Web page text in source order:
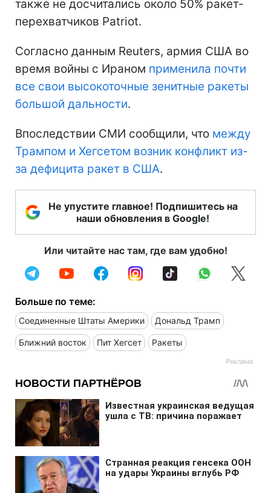
также не досчитались около 50% ракет-
перехватчиков Patriot.
Согласно данным Reuters, армия США во
время войны с Ираном применила почти
все свои высокоточные зенитные ракеты
большой дальности.
Впоследствии СМИ сообщили, что между
Трампом и Хегсетом возник конфликт из-
за дефицита ракет в США.
Не упустите главное! Подпишитесь на
наши обновления в Google!
Или читайте нас там, где вам удобно!
Больше по теме:
Соединенные Штаты Америки Дональд Трамп
Ближний восток Пит Хегсет Ракеты